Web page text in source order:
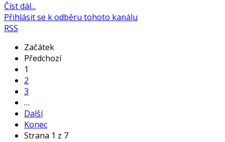
Číst dál...
Přihlásit se k odběru tohoto kanálu
RSS
Začátek
Předchozí
1
2
3
…
Další
Konec
Strana 1 z 7